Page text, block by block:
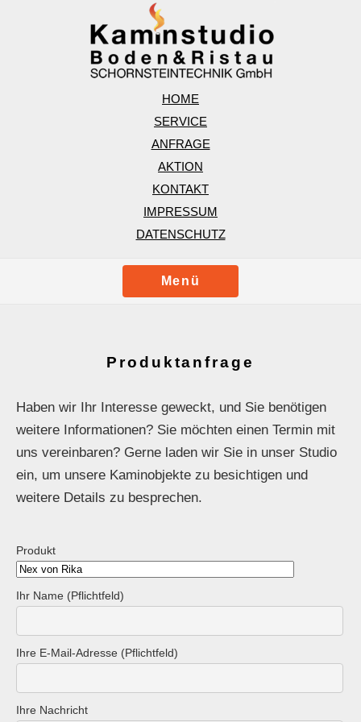
HOME
SERVICE
ANFRAGE
AKTION
KONTAKT
IMPRESSUM
DATENSCHUTZ
Menü
Produktanfrage
Haben wir Ihr Interesse geweckt, und Sie benötigen
weitere Informationen? Sie möchten einen Termin mit
uns vereinbaren? Gerne laden wir Sie in unser Studio
ein, um unsere Kaminobjekte zu besichtigen und
weitere Details zu besprechen.
Produkt
Ihr Name (Pflichtfeld)
Ihre E-Mail-Adresse (Pflichtfeld)
Ihre Nachricht